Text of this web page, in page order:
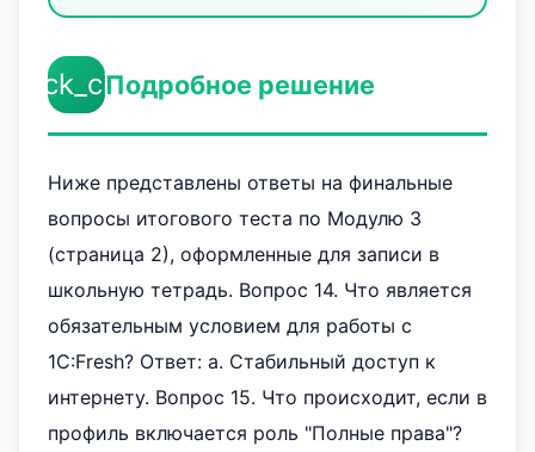
Подробное решение
Ниже представлены ответы на финальные
вопросы итогового теста по Модулю 3
(страница 2), оформленные для записи в
школьную тетрадь. Вопрос 14. Что является
обязательным условием для работы с
1С:Fresh? Ответ: a. Стабильный доступ к
интернету. Вопрос 15. Что происходит, если в
профиль включается роль "Полные права"?